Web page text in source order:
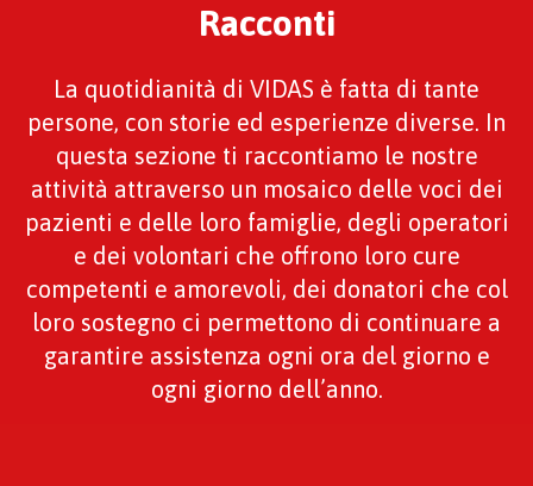
Racconti
La quotidianità di VIDAS è fatta di tante
persone, con storie ed esperienze diverse. In
questa sezione ti raccontiamo le nostre
attività attraverso un mosaico delle voci dei
pazienti e delle loro famiglie, degli operatori
e dei volontari che offrono loro cure
competenti e amorevoli, dei donatori che col
loro sostegno ci permettono di continuare a
garantire assistenza ogni ora del giorno e
ogni giorno dell’anno.